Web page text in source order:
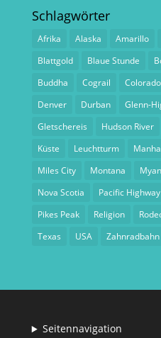
Schlagwörter
Afrika Alaska Amarillo
Blattgold
Blaue Stunde
Buddha
Cograil Colorado
Denver
Durban Glenn-
Gletschereis
Hudson River
Küste
Leuchtturm
Miles City
Montana
Nova Scotia
Pacific Highway
Pikes Peak
Religion
Texas
USA Zahnradbahn
Seitennavigation